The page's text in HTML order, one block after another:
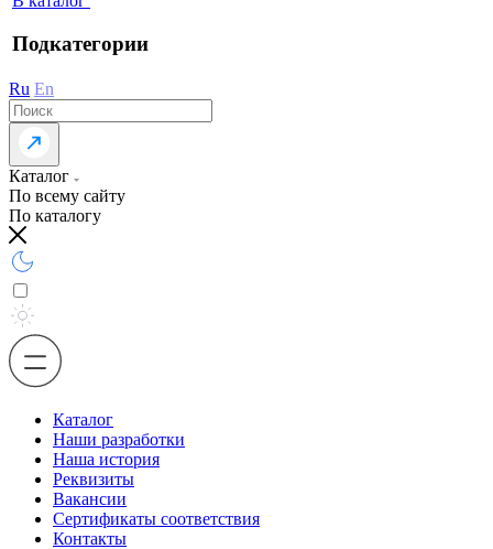
Подкатегории
Ru En
Каталог
По всему сайту
По каталогу
Каталог
Наши разработки
Наша история
Реквизиты
Вакансии
Сертификаты соответствия
Контакты